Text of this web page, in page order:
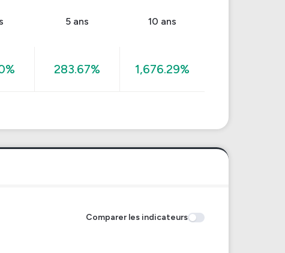
5 ans 10 ans
283.67% 1,676.29%
Comparer les indicateurs